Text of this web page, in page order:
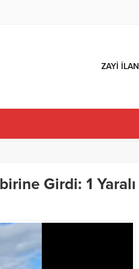
ZAYİ İLAN
“Örgüt İradesi Teslim Alınamaz”
TESLİM ETTİ
Girdi: 1 Yaralı